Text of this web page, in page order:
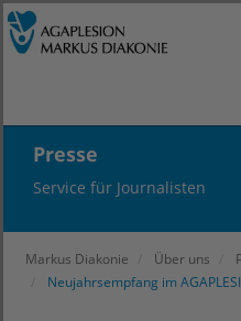
Presse
Service für Journalisten
Markus Diakonie Über uns
Neujahrsempfang im